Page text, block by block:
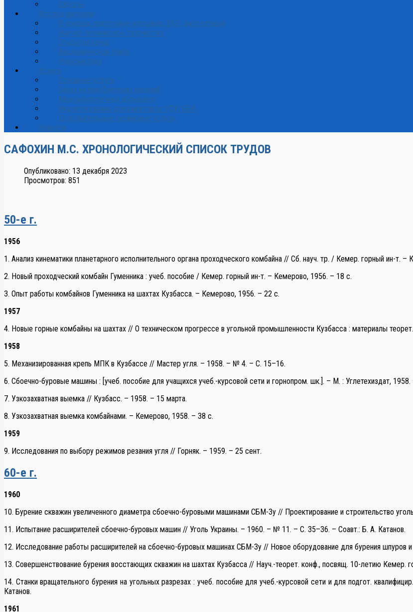
Опросы
Исследователям
В помощь подготовке курсовых, ВКР, диссертаций
Научно-техническое творчество
Открытая наука
Академическая этика
Наукометрия
Услуги
Основные услуги
Заказ на приобретение изданий
Межбиблиотечный абонемент
Индексирование документов по УДК, ББК
Дополнительные сервисные услуги
Новости
САФОХИН М.С. ХРОНОЛОГИЧЕСКИЙ СПИСОК ТРУДОВ
Опубликовано: 13 декабря 2023
Просмотров: 851
50-е г.
1956
1. Анализ кинематики планетарного исполнительного органа проходческого комбайна // Сб. науч. тр. / Кемер. горный ин-
2. Новый проходческий комбайн Гуменника : учеб. пособие / Кемер. горный ин-т. – Кемерово, 1956. – 18 с.
3. Опыт работы комбайнов Гуменника на шахтах Кузбасса. – Кемерово, 1956. – 22 с.
1957
4. Новые горные комбайны на шахтах // О техническом прогрессе в угольной промышленности Кузбасса : материалы
1958
5. Механизированная крепь МПК в Кузбассе // Мастер угля. – 1958. – № 4. – С. 15–16.
6. Сбоечно-буровые машины : [учеб. пособие для учащихся учеб.-курсовой сети и горнопром. шк.]. – М. : Углетехиздат,
7. Узкозахватная выемка // Кузбасс. – 1958. – 15 марта.
8. Узкозахватная выемка комбайнами. – Кемерово, 1958. – 38 с.
1959
9. Исследования по выбору режимов резания угля // Горняк. – 1959. – 25 сент.
60-е г.
1960
10. Бурение скважин увеличенного диаметра сбоечно-буровыми машинами СБМ-Зу // Проектирование и строительство
11. Испытание расширителей сбоечно-буровых машин // Уголь Украины. – 1960. – № 11. – С. 35–36. – Соавт.: Б. А. Катанов.
12. Исследование работы расширителей на сбоечно-буровых машинах СБМ-Зу // Новое оборудование для бурения
13. Совершенствование бурения восстающих скважин на шахтах Кузбасса // Науч.-теорет. конф., посвящ. 10-летию Кемер.
14. Станки вращательного бурения на угольных разрезах : учеб. пособие для учеб.-курсовой сети и для подгот.
Катанов.
1961